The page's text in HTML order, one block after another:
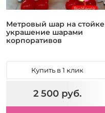
Метровый шар на стойке
украшение шарами
корпоративов
Купить в 1 клик
2 500 руб.